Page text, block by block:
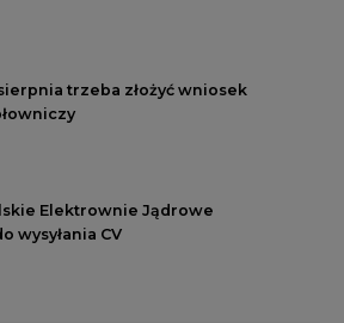
trzeba złożyć wniosek
Elektrownie Jądrowe
wysyłania CV